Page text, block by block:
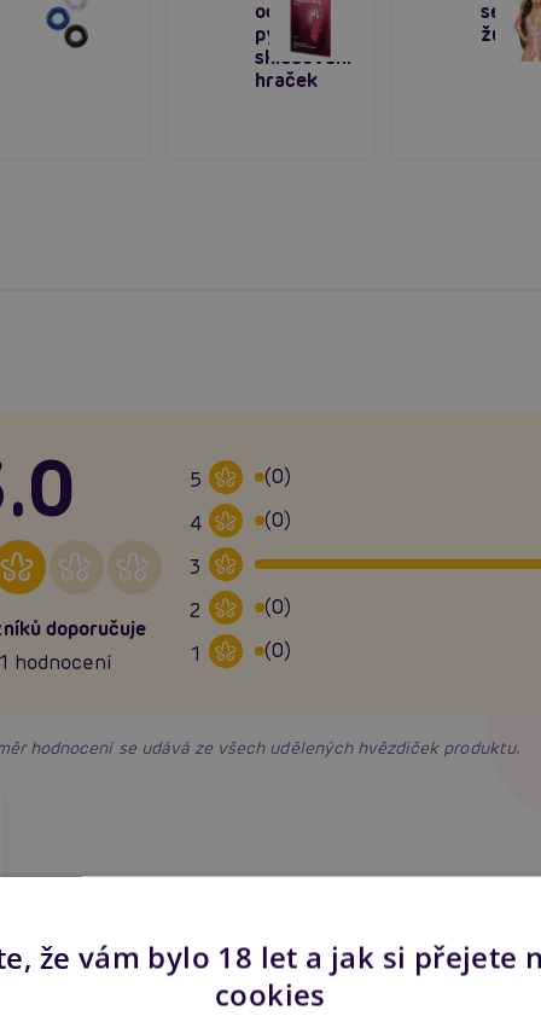
ochranný
pytlík na
skladování
hraček
sexy
doporučuje
hodnocení
5
(0)
4
(0)
3
2
(0)
1
(0)
hodnocení se udává ze všech udělených hvězdiček produktu.
že vám bylo 18 let a jak si přejete
cookies